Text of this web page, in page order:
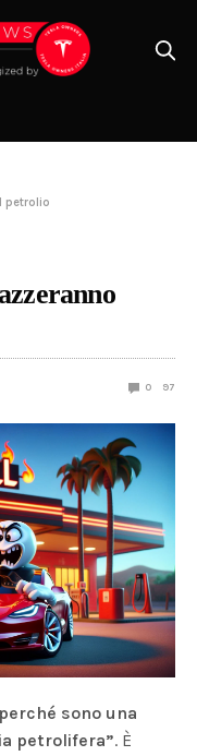
petrolio
0 97
sono una
petrolifera”. È